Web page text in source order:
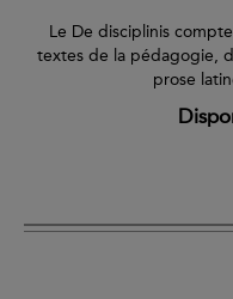
Le De disciplinis
textes de la pédagogie,
prose